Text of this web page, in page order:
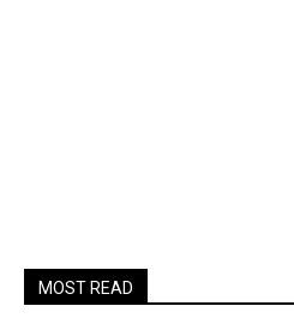
MOST READ